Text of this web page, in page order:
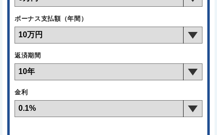
ボーナス支払額（年間）
返済期間
金利